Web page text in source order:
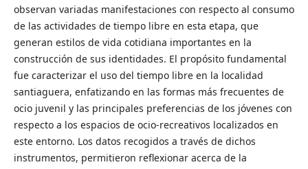
observan variadas manifestaciones con respecto al consumo
de las actividades de tiempo libre en esta etapa, que
generan estilos de vida cotidiana importantes en la
construcción de sus identidades. El propósito fundamental
fue caracterizar el uso del tiempo libre en la localidad
santiaguera, enfatizando en las formas más frecuentes de
ocio juvenil y las principales preferencias de los jóvenes con
respecto a los espacios de ocio-recreativos localizados en
este entorno. Los datos recogidos a través de dichos
instrumentos, permitieron reflexionar acerca de la